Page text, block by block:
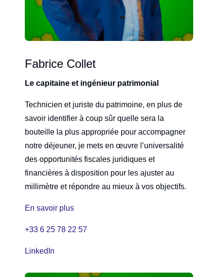
Fabrice Collet
Le capitaine et ingénieur patrimonial
Technicien et juriste du patrimoine, en plus de
savoir identifier à coup sûr quelle sera la
bouteille la plus appropriée pour accompagner
notre déjeuner, je mets en œuvre l’universalité
des opportunités fiscales juridiques et
financières à disposition pour les ajuster au
millimètre et répondre au mieux à vos objectifs.
En savoir plus
+33 6 25 78 22 57
LinkedIn